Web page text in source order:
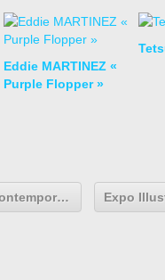
Eddie MARTINEZ «
Purple Flopper »
Expo Collective Contemporaine: PAPERWORKS